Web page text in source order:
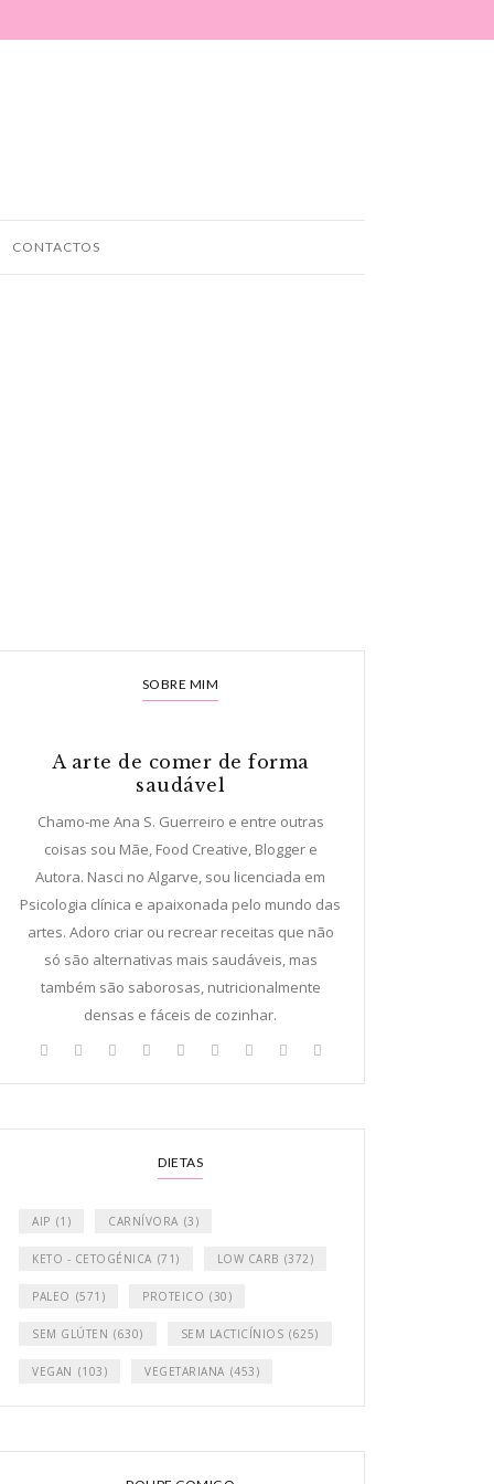
CONTACTOS
SOBRE MIM
A arte de comer de forma
saudável
Chamo-me Ana S. Guerreiro e entre outras
coisas sou Mãe, Food Creative, Blogger e
Autora. Nasci no Algarve, sou licenciada em
Psicologia clínica e apaixonada pelo mundo das
artes. Adoro criar ou recrear receitas que não
só são alternativas mais saudáveis, mas
também são saborosas, nutricionalmente
densas e fáceis de cozinhar.
DIETAS
AIP (1) CARNÍVORA (3)
KETO - CETOGÉNICA (71) LOW CARB (372)
PALEO (571) PROTEICO (30)
SEM GLÚTEN (630) SEM LACTICÍNIOS (625)
VEGAN (103) VEGETARIANA (453)